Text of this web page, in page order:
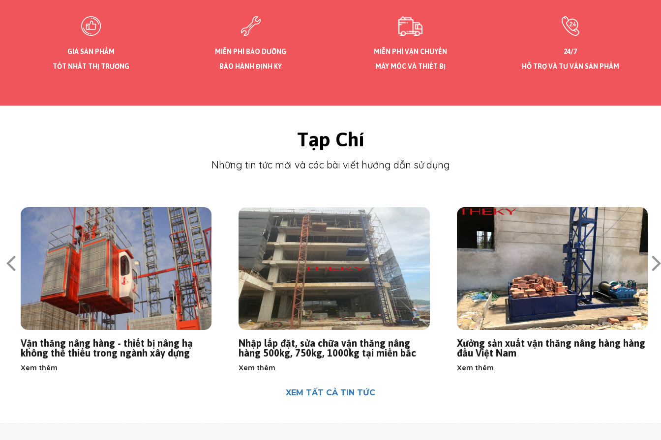
GIÁ SẢN PHẨM
TỐT NHẤT THỊ TRƯỜNG
MIỄN PHÍ BẢO DƯỠNG
BẢO HÀNH ĐỊNH KỲ
MIỄN PHÍ VẬN CHUYỂN
MÁY MÓC VÀ THIẾT BỊ
24/7
HỖ TRỢ VÀ TƯ VẤN SẢN PHẨM
Tạp Chí
Những tin tức mới và các bài viết hướng dẫn sử dụng
Vận thăng nâng hàng - thiết bị nâng hạ
không thể thiếu trong ngành xây dựng
Xem thêm
Nhập lắp đặt, sửa chữa vận thăng nâng
hàng 500kg, 750kg, 1000kg tại miền bắc
Xem thêm
Xưởng sản xuất vận thăng nâng hàng hàng
đầu Việt Nam
Xem thêm
XEM TẤT CẢ TIN TỨC